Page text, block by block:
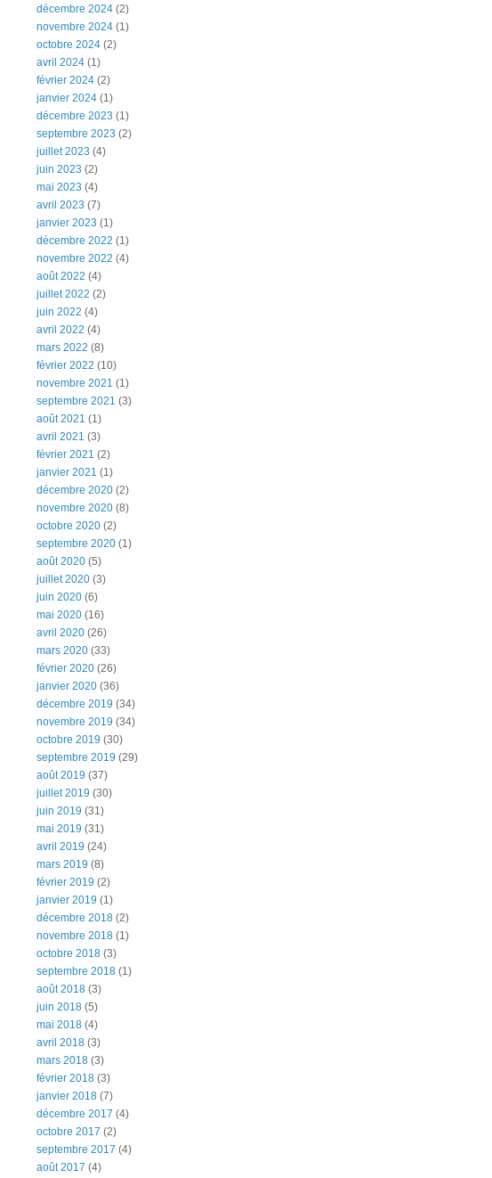
décembre 2024 (2)
novembre 2024 (1)
octobre 2024 (2)
avril 2024 (1)
février 2024 (2)
janvier 2024 (1)
décembre 2023 (1)
septembre 2023 (2)
juillet 2023 (4)
juin 2023 (2)
mai 2023 (4)
avril 2023 (7)
janvier 2023 (1)
décembre 2022 (1)
novembre 2022 (4)
août 2022 (4)
juillet 2022 (2)
juin 2022 (4)
avril 2022 (4)
mars 2022 (8)
février 2022 (10)
novembre 2021 (1)
septembre 2021 (3)
août 2021 (1)
avril 2021 (3)
février 2021 (2)
janvier 2021 (1)
décembre 2020 (2)
novembre 2020 (8)
octobre 2020 (2)
septembre 2020 (1)
août 2020 (5)
juillet 2020 (3)
juin 2020 (6)
mai 2020 (16)
avril 2020 (26)
mars 2020 (33)
février 2020 (26)
janvier 2020 (36)
décembre 2019 (34)
novembre 2019 (34)
octobre 2019 (30)
septembre 2019 (29)
août 2019 (37)
juillet 2019 (30)
juin 2019 (31)
mai 2019 (31)
avril 2019 (24)
mars 2019 (8)
février 2019 (2)
janvier 2019 (1)
décembre 2018 (2)
novembre 2018 (1)
octobre 2018 (3)
septembre 2018 (1)
août 2018 (3)
juin 2018 (5)
mai 2018 (4)
avril 2018 (3)
mars 2018 (3)
février 2018 (3)
janvier 2018 (7)
décembre 2017 (4)
octobre 2017 (2)
septembre 2017 (4)
août 2017 (4)